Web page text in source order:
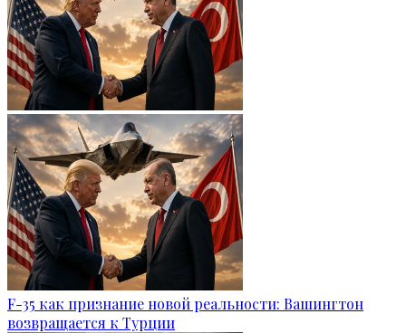
F-35 как признание новой реальности: Вашингтон
возвращается к Турции